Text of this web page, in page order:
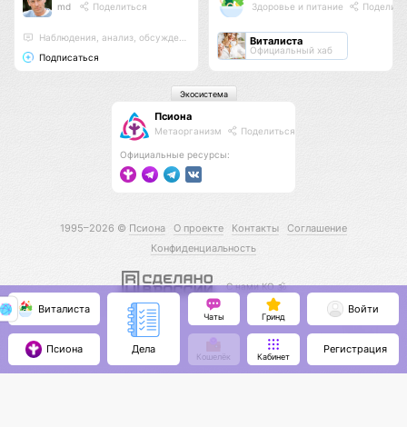
md Поделиться
Наблюдения, анализ, обсуждения
Подписаться
Здоровье и питание
Виталиста
Официальный хаб
Псиона
Метаорганизм Поделиться
Официальные ресурсы:
Экосистема
1995–2026 © Псиона О проекте Контакты
Соглашение
Конфиденциальность
С нами КО 🕉️
Виталиста
Псиона Дела
Чаты Гринд
Кошелёк Кабинет
Войти
Регистрация